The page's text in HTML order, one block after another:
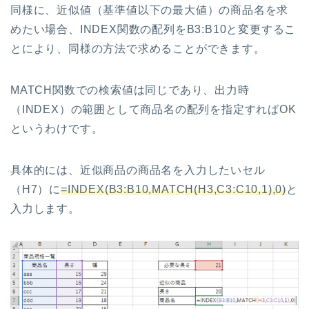
同様に、近似値（基準値以下の最大値）の商品名を求
めたい場合、INDEX関数の配列をB3:B10と変更するこ
とにより、同様の方法で求めることができます。
MATCH関数での検索値は同じであり、出力時
（INDEX）の範囲として商品名の配列を指定すればOK
というわけです。
具体的には、近似商品の商品名を入力したいセル
（H7）に=INDEX(B3:B10,MATCH(H3,C3:C10,1),0)と
入力します。